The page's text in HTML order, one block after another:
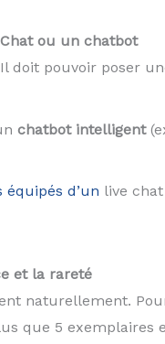
ou un chatbot
doit pouvoir poser
chatbot intelligent
équipés d’un live
et la rareté
naturellement.
que 5 exemplaires